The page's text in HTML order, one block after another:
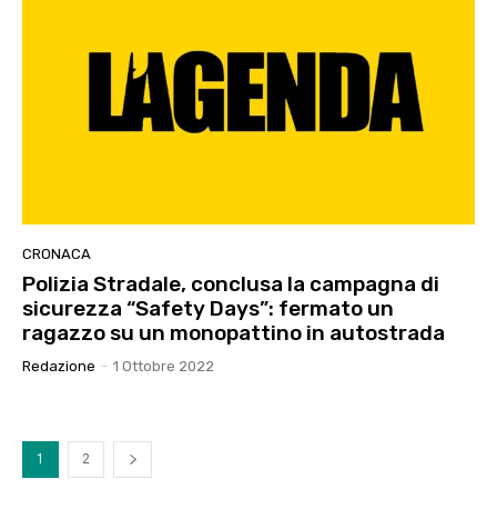
CRONACA
Polizia Stradale, conclusa la campagna di
sicurezza “Safety Days”: fermato un
ragazzo su un monopattino in autostrada
Redazione - 1 Ottobre 2022
1 2